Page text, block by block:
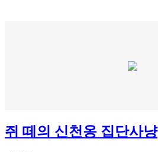
쥐 떼의 신천옹 집단사냥